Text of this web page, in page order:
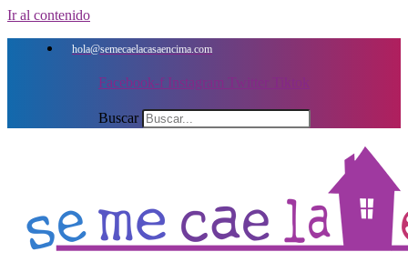
Ir al contenido
hola@semecaelacasaencima.com
Facebook-f Instagram Twitter
Buscar